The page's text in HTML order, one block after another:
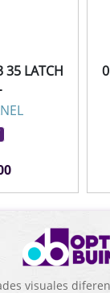
35 LATCH
visuales